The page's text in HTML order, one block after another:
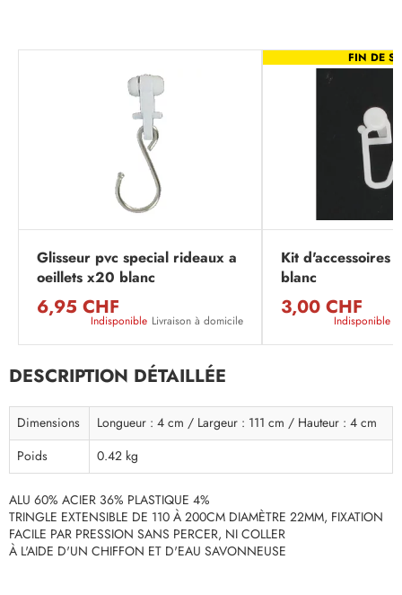
Glisseur pvc special rideaux a
oeillets x20 blanc
6,95 CHF
Indisponible Livraison à domicile
FIN DE
Kit d'accessoires
blanc
3,00 CHF
Indisponible
DESCRIPTION DÉTAILLÉE
Dimensions
Longueur : 4 cm / Largeur : 111 cm / Hauteur : 4 cm
Poids
0.42 kg
ALU 60% ACIER 36% PLASTIQUE 4%
TRINGLE EXTENSIBLE DE 110 À 200CM DIAMÈTRE 22MM, FIXATION
FACILE PAR PRESSION SANS PERCER, NI COLLER
À L'AIDE D'UN CHIFFON ET D'EAU SAVONNEUSE